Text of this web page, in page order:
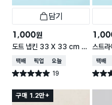
담기
1,000원
도트 냅킨 33 X 33 cm 1
5매입
택배배송매장픽업오늘배송
별점 5.0점 19
건 작성
스트
cm
택배배
별점
구매 1.2만+